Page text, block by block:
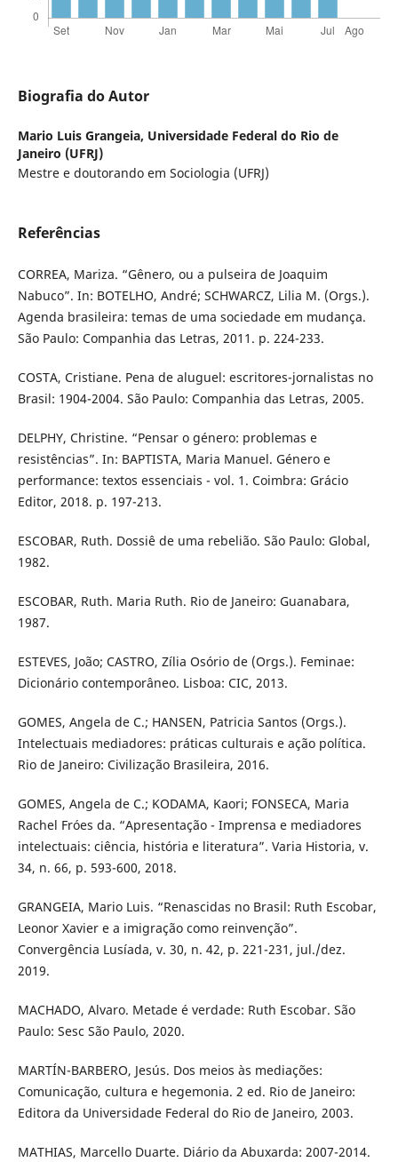
Biografia do Autor
Mario Luis Grangeia, Universidade Federal do Rio de
Janeiro (UFRJ)
Mestre e doutorando em Sociologia (UFRJ)
Referências
CORREA, Mariza. “Gênero, ou a pulseira de Joaquim
Nabuco”. In: BOTELHO, André; SCHWARCZ, Lilia M. (Orgs.).
Agenda brasileira: temas de uma sociedade em mudança.
São Paulo: Companhia das Letras, 2011. p. 224-233.
COSTA, Cristiane. Pena de aluguel: escritores-jornalistas no
Brasil: 1904-2004. São Paulo: Companhia das Letras, 2005.
DELPHY, Christine. “Pensar o género: problemas e
resistências”. In: BAPTISTA, Maria Manuel. Género e
performance: textos essenciais - vol. 1. Coimbra: Grácio
Editor, 2018. p. 197-213.
ESCOBAR, Ruth. Dossiê de uma rebelião. São Paulo: Global,
1982.
ESCOBAR, Ruth. Maria Ruth. Rio de Janeiro: Guanabara,
1987.
ESTEVES, João; CASTRO, Zília Osório de (Orgs.). Feminae:
Dicionário contemporâneo. Lisboa: CIC, 2013.
GOMES, Angela de C.; HANSEN, Patricia Santos (Orgs.).
Intelectuais mediadores: práticas culturais e ação política.
Rio de Janeiro: Civilização Brasileira, 2016.
GOMES, Angela de C.; KODAMA, Kaori; FONSECA, Maria
Rachel Fróes da. “Apresentação - Imprensa e mediadores
intelectuais: ciência, história e literatura”. Varia Historia, v.
34, n. 66, p. 593-600, 2018.
GRANGEIA, Mario Luis. “Renascidas no Brasil: Ruth Escobar,
Leonor Xavier e a imigração como reinvenção”.
Convergência Lusíada, v. 30, n. 42, p. 221-231, jul./dez.
2019.
MACHADO, Alvaro. Metade é verdade: Ruth Escobar. São
Paulo: Sesc São Paulo, 2020.
MARTÍN-BARBERO, Jesús. Dos meios às mediações:
Comunicação, cultura e hegemonia. 2 ed. Rio de Janeiro:
Editora da Universidade Federal do Rio de Janeiro, 2003.
MATHIAS, Marcello Duarte. Diário da Abuxarda: 2007-2014.